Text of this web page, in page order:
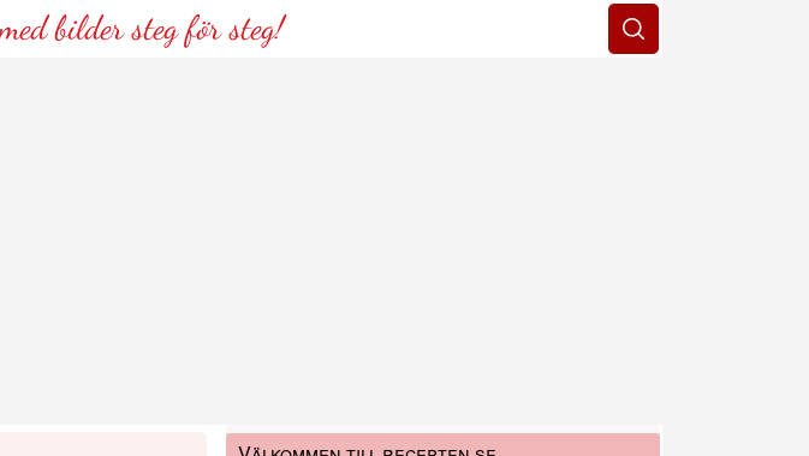
bilder steg för steg!